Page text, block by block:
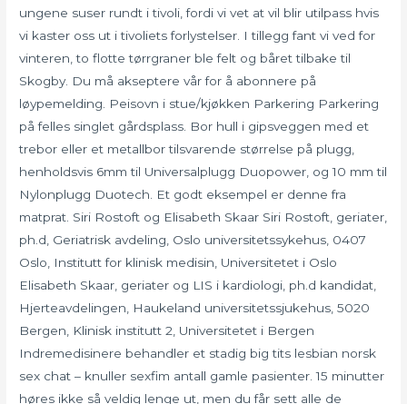
ungene suser rundt i tivoli, fordi vi vet at vil blir utilpass hvis
vi kaster oss ut i tivoliets forlystelser. I tillegg fant vi ved for
vinteren, to flotte tørrgraner ble felt og båret tilbake til
Skogby. Du må akseptere vår for å abonnere på
løypemelding. Peisovn i stue/kjøkken Parkering Parkering
på felles singlet gårdsplass. Bor hull i gipsveggen med et
trebor eller et metallbor tilsvarende størrelse på plugg,
henholdsvis 6mm til Universalplugg Duopower, og 10 mm til
Nylonplugg Duotech. Et godt eksempel er denne fra
matprat. Siri Rostoft og Elisabeth Skaar Siri Rostoft, geriater,
ph.d, Geriatrisk avdeling, Oslo universitetssykehus, 0407
Oslo, Institutt for klinisk medisin, Universitetet i Oslo
Elisabeth Skaar, geriater og LIS i kardiologi, ph.d kandidat,
Hjerteavdelingen, Haukeland universitetssjukehus, 5020
Bergen, Klinisk institutt 2, Universitetet i Bergen
Indremedisinere behandler et stadig big tits lesbian norsk
sex chat – knuller sexfim antall gamle pasienter. 15 minutter
høres ikke så veldig lenge ut, men du får sett alle de